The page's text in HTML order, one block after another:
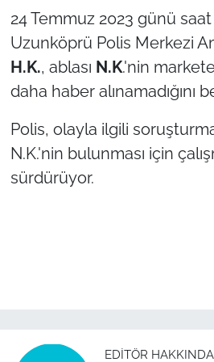
24 Temmuz 2023 günü saat
Uzunköprü Polis Merkezi
H.K., ablası N.K.'nin markete
daha haber alınamadığını
Polis, olayla ilgili
N.K.'nin bulunması için
sürdürüyor.
EDITÖR HAKKINDA
KIRKLARELİ
ÇANAKKALE
TÜRKİYE
Bölge
Flaş Haber